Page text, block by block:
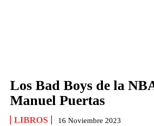
Los Bad Boys de la
Manuel Puertas
LIBROS 16 Noviembre 2023